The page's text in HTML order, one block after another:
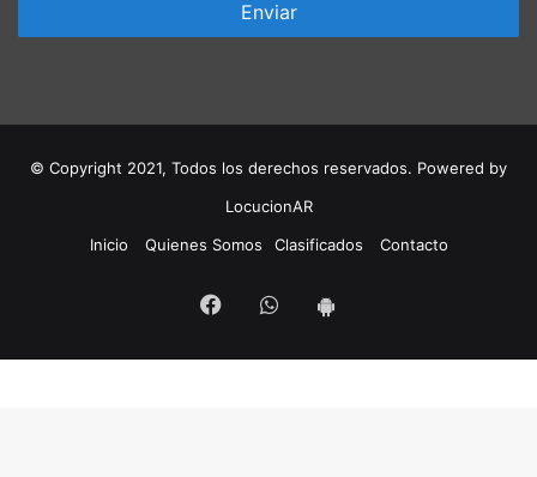
© Copyright 2021, Todos los derechos reservados. Powered by
LocucionAR
Inicio
Quienes Somos Clasificados Contacto
FacebookWhatsapp
Android